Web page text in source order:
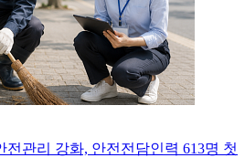
전관리 강화, 안전전담인력 613명 첫